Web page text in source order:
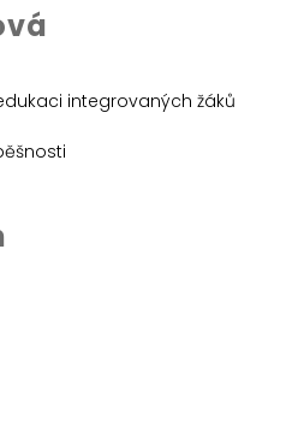
integrovaných žáků